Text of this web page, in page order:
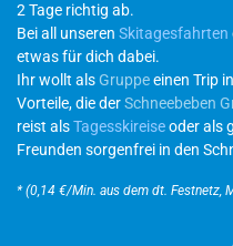
2 Tage richtig ab.
Bei all unseren Skitagesfahrten
etwas für dich dabei.
Ihr wollt alsGruppeeinen Trip
Vorteile, die derSchneebeben
reist alsTagesskireiseoder als
Freunden sorgenfrei in den
* (0,14 €/Min. aus dem dt. Festnetz,